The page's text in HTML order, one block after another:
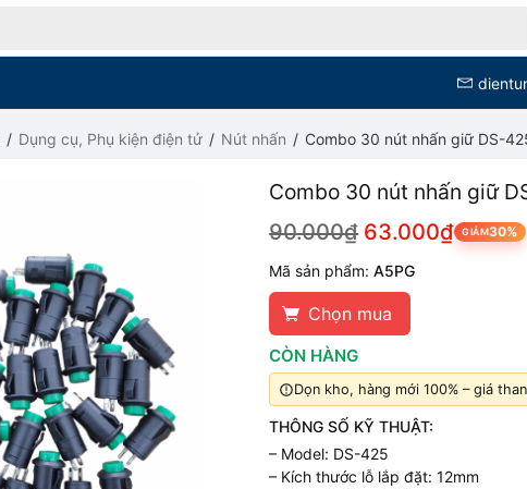
Dụng cụ, Phụ kiện điện tử Nút nhấn Combo 30 nút nhấn giữ DS-
Combo 30 nút nhấn giữ
90.000₫ 63.000₫ GIẢM30%
Mã sản phẩm:A5PG
Chọn mua
CÒN HÀNG
Dọn kho, hàng mới 100% – giá
THÔNG SỐ KỸ THUẬT:
– Model: DS-425
– Kích thước lỗ lắp đặt: 12mm